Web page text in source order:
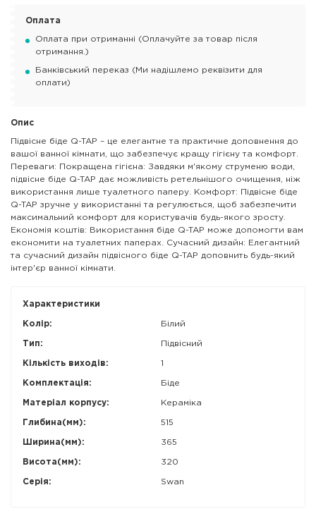
Оплата
Оплата при отриманні (Оплачуйте за товар після
отримання.)
Банківський переказ (Ми надішлемо реквізити для
оплати)
Опис
Підвісне біде Q-TAP – це елегантне та практичне доповнення до
вашої ванної кімнати, що забезпечує кращу гігієну та комфорт.
Переваги: Покращена гігієна: Завдяки м'якому струменю води,
підвісне біде Q-TAP дає можливість ретельнішого очищення, ніж
використання лише туалетного паперу. Комфорт: Підвісне біде
Q-TAP зручне у використанні та регулюється, щоб забезпечити
максимальний комфорт для користувачів будь-якого зросту.
Економія коштів: Використання біде Q-TAP може допомогти вам
економити на туалетних паперах. Сучасний дизайн: Елегантний
та сучасний дизайн підвісного біде Q-TAP доповнить будь-який
інтер'єр ванної кімнати.
Характеристики
Колір: Білий
Тип: Підвісний
Кількість виходів: 1
Комплектація: Біде
Матеріал корпусу: Кераміка
Глибина(мм): 515
Ширина(мм): 365
Висота(мм): 320
Серія: Swan